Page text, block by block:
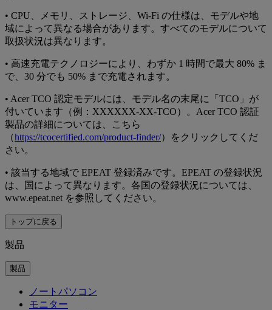
• CPU、メモリ、ストレージ、Wi-Fi の仕様は、モデルや地
域によって異なる場合があります。すべてのモデルについて
取扱状況は異なります。
• 高速充電テクノロジーにより、わずか 1 時間で最大 80% ま
で、30 分でも 50% まで充電されます。
• Acer TCO 認定モデルには、モデル名の末尾に「TCO」が
付いています（例：XXXXXX-XX-TCO）。Acer TCO 認証
製品の詳細については、こちら
（https://tcocertified.com/product-finder/）をクリックしてくだ
さい。
• 該当する地域で EPEAT 登録済みです。EPEAT の登録状況
は、国によって異なります。各国の登録状況については、
www.epeat.net を参照してください。
トップに戻る
製品
製品
ノートパソコン
モニター